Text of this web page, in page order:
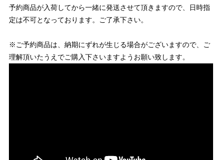
予約商品が入荷してから一緒に発送させて頂きますので、日時指
定は不可となっております。ご了承下さい。
※ご予約商品は、納期にずれが生じる場合がございますので、ご
理解頂いたうえでご購入下さいますようお願い致します。